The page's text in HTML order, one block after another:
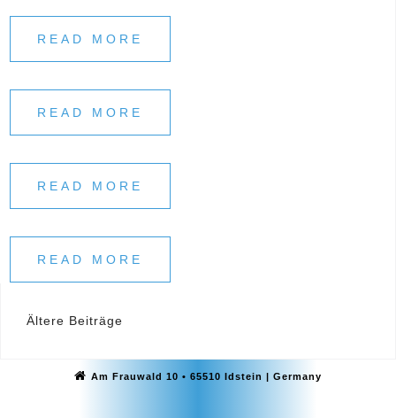
READ MORE
READ MORE
READ MORE
READ MORE
Beitragsnavigation
Ältere Beiträge
Am Frauwald 10 • 65510 Idstein | Germany